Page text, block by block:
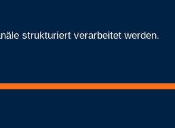
strukturiert verarbeitet werden.